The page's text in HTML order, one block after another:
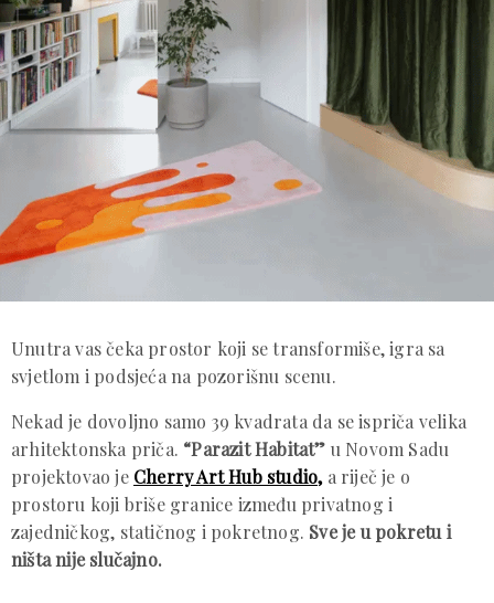
Unutra vas čeka prostor koji se transformiše, igra sa
svjetlom i podsjeća na pozorišnu scenu.
Nekad je dovoljno samo 39 kvadrata da se ispriča velika
arhitektonska priča. “Parazit Habitat” u Novom Sadu
projektovao je Cherry Art Hub studio, a riječ je o
prostoru koji briše granice između privatnog i
zajedničkog, statičnog i pokretnog. Sve je u pokretu i
ništa nije slučajno.